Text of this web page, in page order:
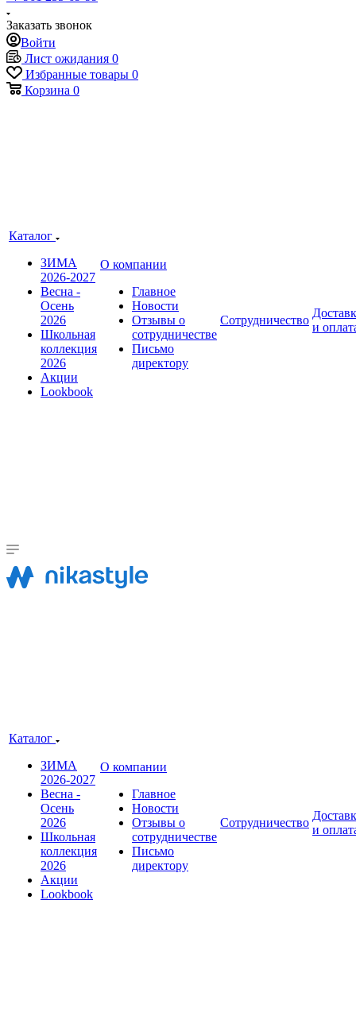
Заказать звонок
Войти
Лист ожидания 0
Избранные товары 0
Корзина 0
Каталог
ЗИМА
2026-2027
Весна -
Осень
2026
Школьная
коллекция
2026
Акции
Lookbook
О компании
Главное
Новости
Отзывы о
сотрудничестве
Письмо
директору
Сотрудничество
и
Каталог
ЗИМА
2026-2027
Весна -
Осень
2026
Школьная
коллекция
2026
Акции
Lookbook
О компании
Главное
Новости
Отзывы о
сотрудничестве
Письмо
директору
Сотрудничество
и